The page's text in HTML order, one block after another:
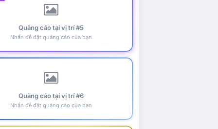
Quảng cáo tại vị trí #5
Nhấn để đặt quảng cáo của bạn
Quảng cáo tại vị trí #6
Nhấn để đặt quảng cáo của bạn